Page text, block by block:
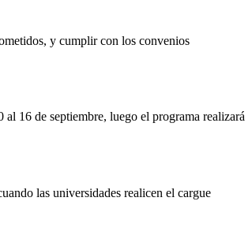
y cumplir con los convenios
16 de septiembre, luego el programa realizará
las universidades realicen el cargue